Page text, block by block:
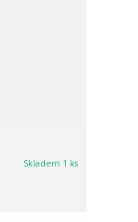
Skladem 1 ks